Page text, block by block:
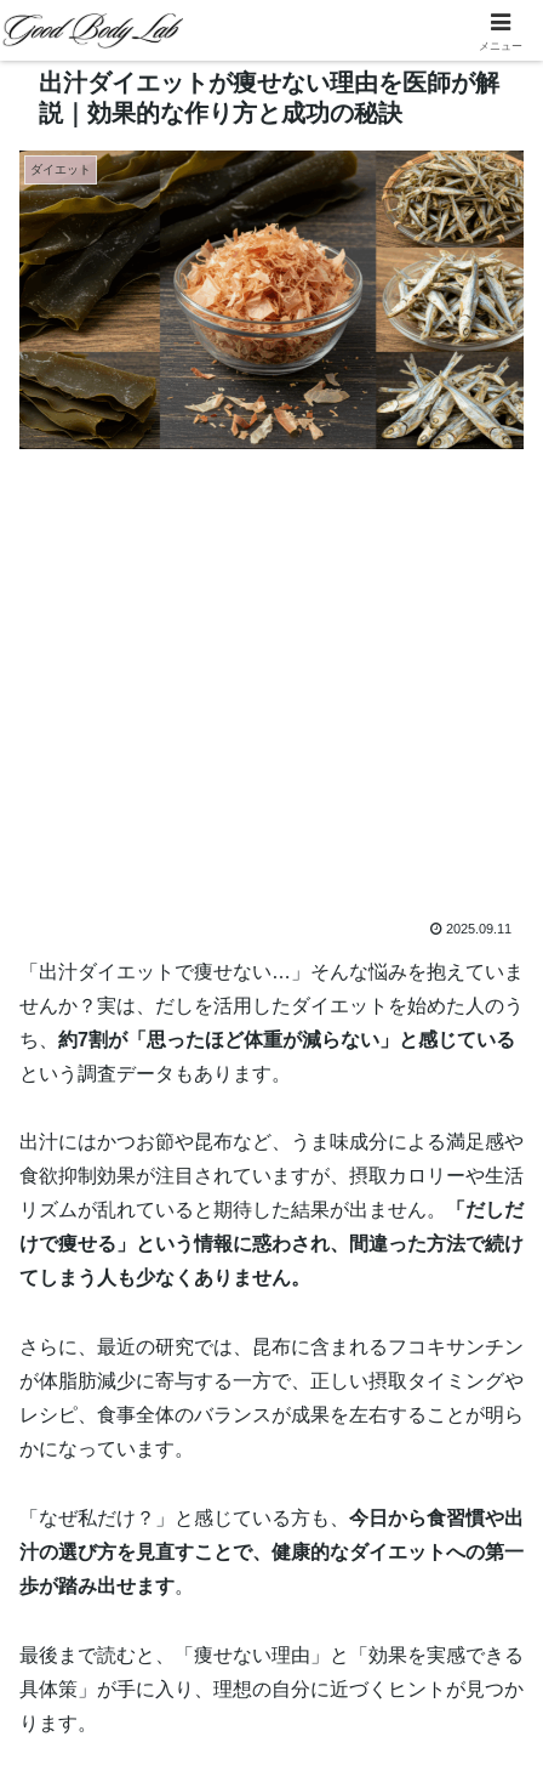
出汁ダイエットが痩せない理由を医師が解
説｜効果的な作り方と成功の秘訣
ダイエット
2025.09.11
「出汁ダイエットで痩せない…」そんな悩みを抱えていま
せんか？実は、だしを活用したダイエットを始めた人のう
ち、 約7割が「思ったほど体重が減らない」と感じている
という調査データもあります。
出汁にはかつお節や昆布など、うま味成分による満足感や
食欲抑制効果が注目されていますが、摂取カロリーや生活
リズムが乱れていると期待した結果が出ません。
「だしだ
けで痩せる」という情報に惑わされ、間違った方法で続け
てしまう人も少なくありません。
さらに、最近の研究では、昆布に含まれるフコキサンチン
が体脂肪減少に寄与する一方で、正しい摂取タイミングや
レシピ、食事全体のバランスが成果を左右することが明ら
かになっています。
「なぜ私だけ？」と感じている方も、 今日から食習慣や出
汁の選び方を見直すことで、健康的なダイエットへの第一
歩が踏み出せます。
最後まで読むと、「痩せない理由」と「効果を実感できる
具体策」が手に入り、理想の自分に近づくヒントが見つか
ります。
メニュー